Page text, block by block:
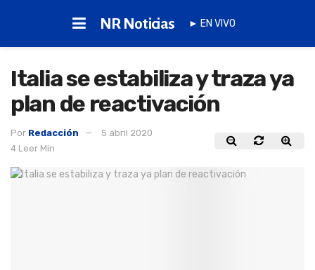
NR Noticias ► EN VIVO
Italia se estabiliza y traza ya
plan de reactivación
Por Redacción
5 abril 2020
4 Leer Min